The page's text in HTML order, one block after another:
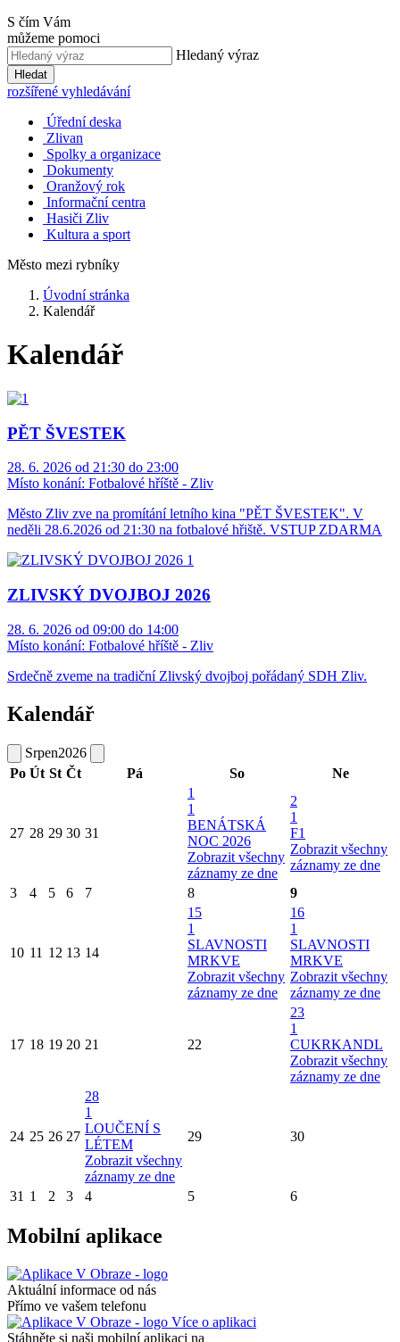
S čím Vám
můžeme pomoci
Hledaný výraz
Hledat
rozšířené vyhledávání
Úřední deska
Zlivan
Spolky a organizace
Dokumenty
Oranžový rok
Informační centra
Hasiči Zliv
Kultura a sport
Město mezi rybníky
Úvodní stránka
Kalendář
Kalendář
PĚT ŠVESTEK
28. 6. 2026 od 21:30 do 23:00
Místo konání: Fotbalové hříště - Zliv
Město Zliv zve na promítání letního kina "PĚT ŠVESTEK". V
neděli 28.6.2026 od 21:30 na fotbalové hřiště. VSTUP ZDARMA
ZLIVSKÝ DVOJBOJ 2026
28. 6. 2026 od 09:00 do 14:00
Místo konání: Fotbalové hříště - Zliv
Srdečně zveme na tradiční Zlivský dvojboj pořádaný SDH Zliv.
Kalendář
Srpen2026
Po Út St Čt Pá So Ne
27 28 29 30 31
1
1
BENÁTSKÁ
NOC 2026
Zobrazit všechny
záznamy ze dne
2
1
F1
Zobrazit všechny
záznamy ze dne
3
4 5 6 7 8 9
10 11 12 13 14
15
1
SLAVNOSTI
MRKVE
Zobrazit všechny
záznamy ze dne
16
1
SLAVNOSTI
MRKVE
Zobrazit všechny
záznamy ze dne
17 18 19 20 21 22
23
1
CUKRKANDL
Zobrazit všechny
záznamy ze dne
24 25 26 27
28
1
LOUČENÍ S
LÉTEM
Zobrazit všechny
záznamy ze dne
29 30
31 1 2 3 4 5 6
Mobilní aplikace
Aktuální informace od nás
Přímo ve vašem telefonu
Více o aplikaci
Stáhněte si naši mobilní aplikaci na